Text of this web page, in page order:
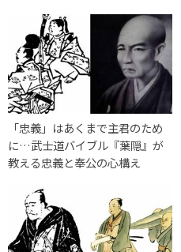
「忠義」はあくまで主君のため
に…武士道バイブル『葉隠』が
教える忠義と奉公の心構え